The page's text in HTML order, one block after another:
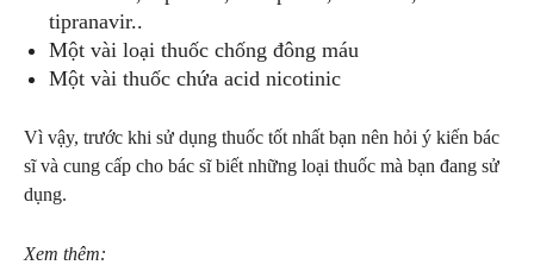
tipranavir..
Một vài loại thuốc chống đông máu
Một vài thuốc chứa acid nicotinic
Vì vậy, trước khi sử dụng thuốc tốt nhất bạn nên hỏi ý kiến bác
sĩ và cung cấp cho bác sĩ biết những loại thuốc mà bạn đang sử
dụng.
Xem thêm: